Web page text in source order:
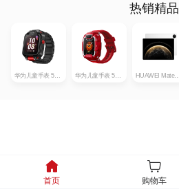
热销精品
华为儿童手表 5X系列 华为儿童手表 5系列 HUAWEI MatePad Pro 13.2英寸
首页 购物车